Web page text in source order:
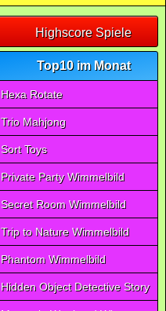
Highscore Spiele
Top10 im Monat
Hexa Rotate
Trio Mahjong
Sort Toys
Private Party Wimmelbild
Secret Room Wimmelbild
Trip to Nature Wimmelbild
Phantom Wimmelbild
Hidden Object Detective Story